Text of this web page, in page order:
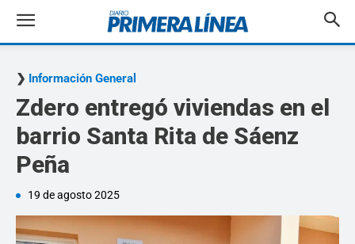
Información General
Zdero entregó viviendas en el
barrio Santa Rita de Sáenz
Peña
19 de agosto 2025